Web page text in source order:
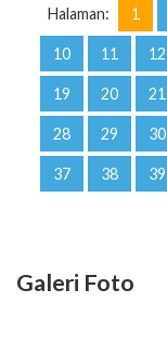
Halaman: 1
10 11 12
19 20 21
28 29 30
37 38 39
Galeri Foto